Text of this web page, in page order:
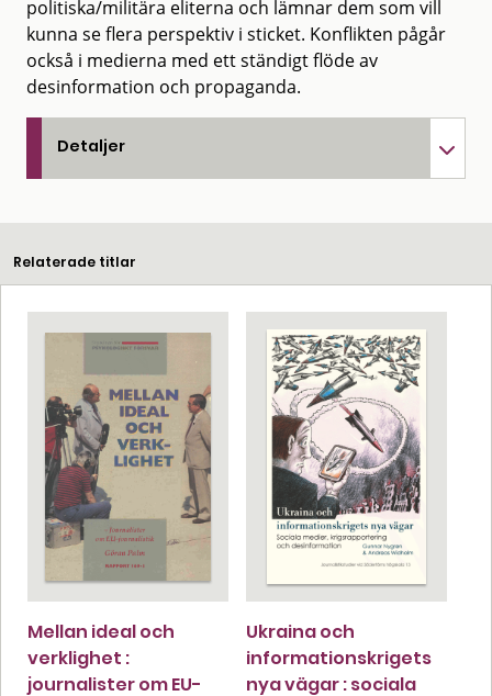
politiska/militära eliterna och lämnar dem som vill
kunna se flera perspektiv i sticket. Konflikten pågår
också i medierna med ett ständigt flöde av
desinformation och propaganda.
Detaljer
Relaterade titlar
Mellan ideal och
verklighet :
journalister om EU-
Ukraina och
informationskrigets
nya vägar : sociala